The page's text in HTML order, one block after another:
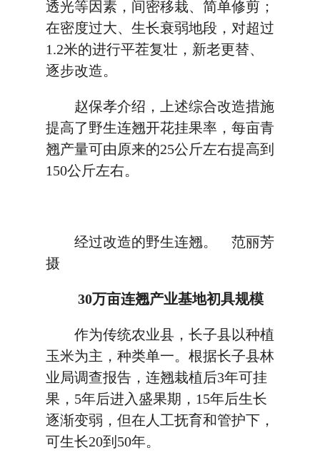
透光等因素，间密移栽、简单修剪；
在密度过大、生长衰弱地段，对超过
1.2米的进行平茬复壮，新老更替、
逐步改造。
赵保孝介绍，上述综合改造措施
提高了野生连翘开花挂果率，每亩青
翘产量可由原来的25公斤左右提高到
150公斤左右。
经过改造的野生连翘。 范丽芳
摄
30万亩连翘产业基地初具规模
作为传统农业县，长子县以种植
玉米为主，种类单一。根据长子县林
业局调查报告，连翘栽植后3年可挂
果，5年后进入盛果期，15年后生长
逐渐变弱，但在人工抚育和管护下，
可生长20到50年。